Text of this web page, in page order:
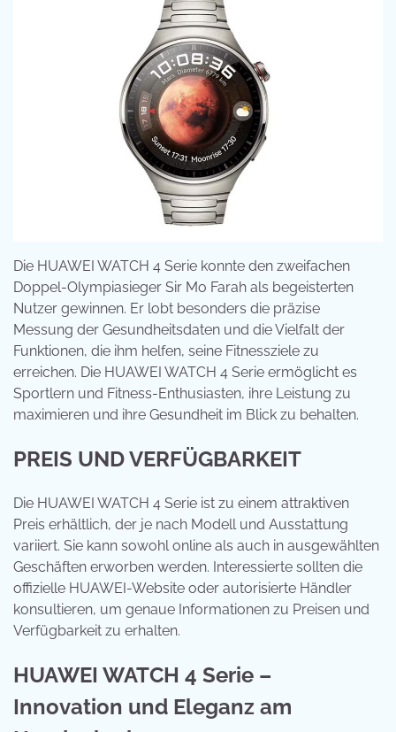
Die HUAWEI WATCH 4 Serie konnte den zweifachen
Doppel-Olympiasieger Sir Mo Farah als begeisterten
Nutzer gewinnen. Er lobt besonders die präzise
Messung der Gesundheitsdaten und die Vielfalt der
Funktionen, die ihm helfen, seine Fitnessziele zu
erreichen. Die HUAWEI WATCH 4 Serie ermöglicht es
Sportlern und Fitness-Enthusiasten, ihre Leistung zu
maximieren und ihre Gesundheit im Blick zu behalten.
PREIS UND VERFÜGBARKEIT
Die HUAWEI WATCH 4 Serie ist zu einem attraktiven
Preis erhältlich, der je nach Modell und Ausstattung
variiert. Sie kann sowohl online als auch in ausgewählten
Geschäften erworben werden. Interessierte sollten die
offizielle HUAWEI-Website oder autorisierte Händler
konsultieren, um genaue Informationen zu Preisen und
Verfügbarkeit zu erhalten.
HUAWEI WATCH 4 Serie –
Innovation und Eleganz am